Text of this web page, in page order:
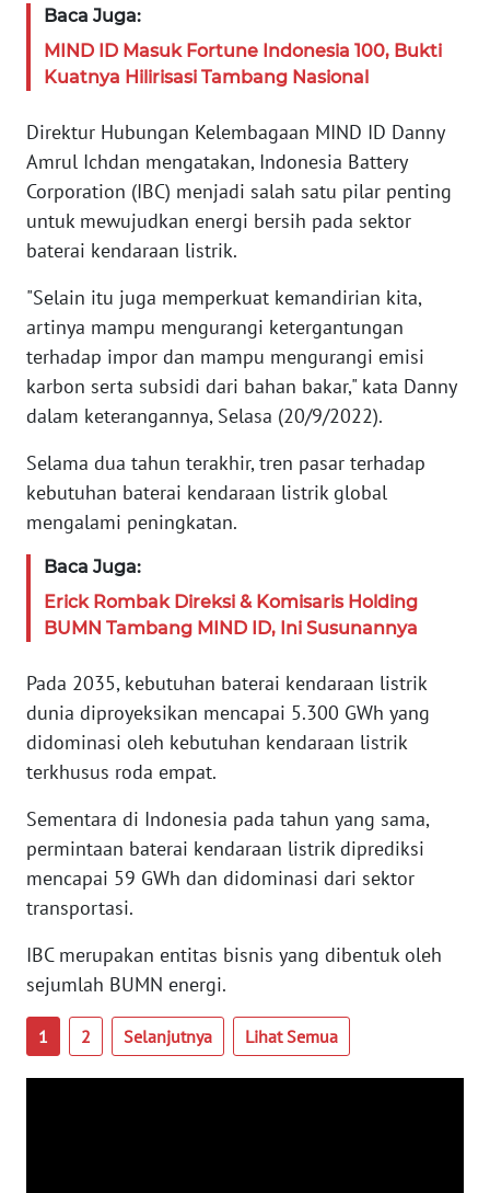
Baca Juga:
MIND ID Masuk Fortune Indonesia 100, Bukti
Kuatnya Hilirisasi Tambang Nasional
Direktur Hubungan Kelembagaan MIND ID Danny
Amrul Ichdan mengatakan, Indonesia Battery
Corporation (IBC) menjadi salah satu pilar penting
untuk mewujudkan energi bersih pada sektor
baterai kendaraan listrik.
"Selain itu juga memperkuat kemandirian kita,
artinya mampu mengurangi ketergantungan
terhadap impor dan mampu mengurangi emisi
karbon serta subsidi dari bahan bakar," kata Danny
dalam keterangannya, Selasa (20/9/2022).
Selama dua tahun terakhir, tren pasar terhadap
kebutuhan baterai kendaraan listrik global
mengalami peningkatan.
Baca Juga:
Erick Rombak Direksi & Komisaris Holding
BUMN Tambang MIND ID, Ini Susunannya
Pada 2035, kebutuhan baterai kendaraan listrik
dunia diproyeksikan mencapai 5.300 GWh yang
didominasi oleh kebutuhan kendaraan listrik
terkhusus roda empat.
Sementara di Indonesia pada tahun yang sama,
permintaan baterai kendaraan listrik diprediksi
mencapai 59 GWh dan didominasi dari sektor
transportasi.
IBC merupakan entitas bisnis yang dibentuk oleh
sejumlah BUMN energi.
1 2 Selanjutnya Lihat Semua
Wahana
Regional
WN
SUMUT
WN
JAKARTA
WN
JABAR
WN
WN
NTT
KEPRI
WN
WN
PAPUA
BARAT
RIAU
WN
SERAMBI
JAMBI
WN
SULTRA